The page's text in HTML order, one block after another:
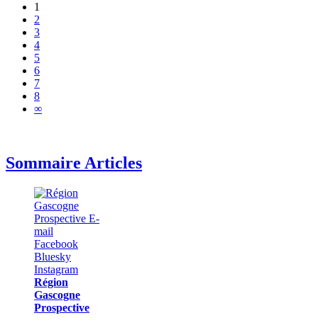
1
2
3
4
5
6
7
8
∞
Sommaire Articles
Région
Gascogne
Prospective